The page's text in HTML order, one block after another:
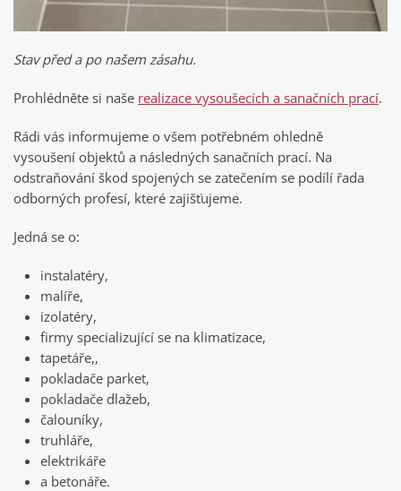
Stav před a po našem zásahu.
Prohlédněte si naše realizace vysoušecích a sanačních prací.
Rádi vás informujeme o všem potřebném ohledně
vysoušení objektů a následných sanačních prací. Na
odstraňování škod spojených se zatečením se podílí řada
odborných profesí, které zajišťujeme.
Jedná se o:
instalatéry,
malíře,
izolatéry,
firmy specializující se na klimatizace,
tapetáře,,
pokladače parket,
pokladače dlažeb,
čalouníky,
truhláře,
elektrikáře
a betonáře.